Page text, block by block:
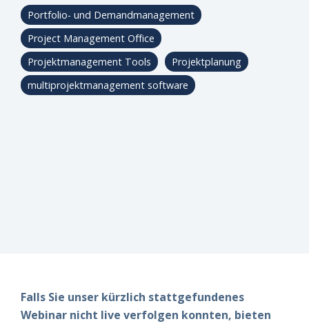
Controlling
risikomanagement
Live-
Einblicke
ob Can Do
Ihre
erfüllt?
Vereinbaren
Sie am
besten
Newsletter
ob Can Do
Ihre
erfüllt?
Vereinbaren
Sie am
besten
ob Can Do
Ihre
erfüllt?
Vereinbaren
Sie am
besten
Portfolio- und Demandmanagement
Project Management Office
Projektmanagement Tools
Projektplanung
multiprojektmanagement software
Falls Sie unser kürzlich stattgefundenes
Webinar nicht live verfolgen konnten, bieten